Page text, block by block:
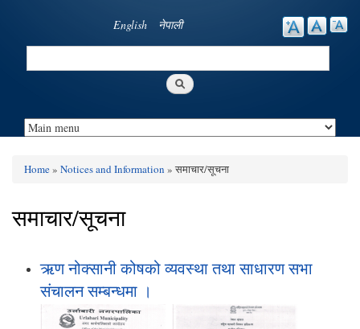
English नेपाली
Search
Home» Notices and Information » समाचार/सूचना
समाचार/सूचना
ऋण नोक्सानी कोषको व्यवस्था तथा साधारण सभा
संचालन सम्बन्धमा ।